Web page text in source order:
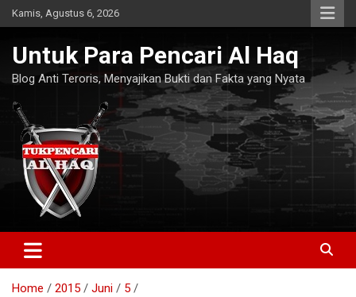
Skip
to
Kamis, Agustus 6, 2026
Untuk Para Pencari Al Haq
Blog Anti Teroris, Menyajikan Bukti dan Fakta yang Nyata
Home 2015 Juni
5